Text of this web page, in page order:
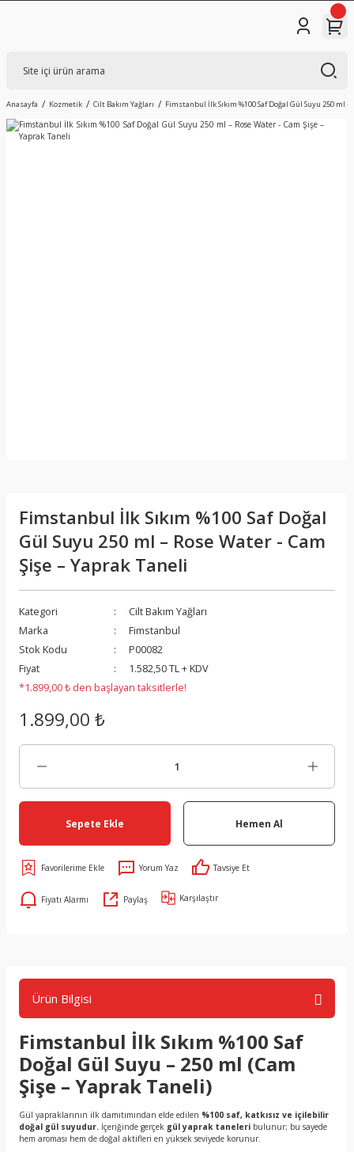
Anasayfa Kozmetik Cilt Bakım Yağları Fimstanbul İlk Sıkım %100 Saf Doğal Gül Suyu 250 ml
Fimstanbul İlk Sıkım %100 Saf Doğal
Gül Suyu 250 ml – Rose Water - Cam
Şişe – Yaprak Taneli
Kategori
Cilt Bakım Yağları
Marka
Fimstanbul
Stok Kodu
P00082
Fiyat
1.582,50 TL + KDV
*1.899,00 ₺ den başlayan taksitlerle!
1.899,00 ₺
Sepete Ekle Hemen Al
Yorum Yaz Tavsiye Et
Fiyatı Alarmı Paylaş Karşılaştır
Ürün Bilgisi
Fimstanbul İlk Sıkım %100 Saf
Doğal Gül Suyu – 250 ml (Cam
Şişe – Yaprak Taneli)
Gül yapraklarının ilk damıtımından elde edilen %100 saf, katkısız ve içilebilir
doğal gül suyudur. İçeriğinde gerçek gül yaprak taneleri bulunur; bu sayede
hem aroması hem de doğal aktifleri en yüksek seviyede korunur.